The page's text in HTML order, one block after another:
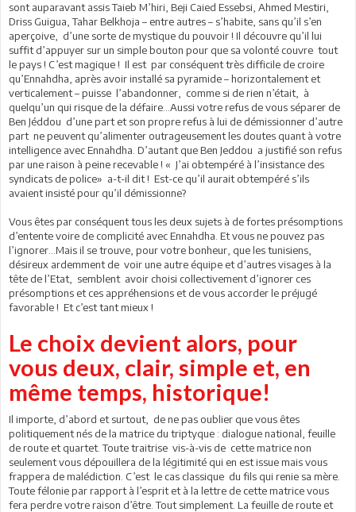
sont auparavant assis Taieb M’hiri, Beji Caied Essebsi, Ahmed Mestiri,
Driss Guigua, Tahar Belkhoja – entre autres – s’habite, sans qu’il s’en
aperçoive, d’une sorte de mystique du pouvoir ! Il découvre qu’il lui
suffit d’appuyer sur un simple bouton pour que sa volonté couvre tout
le pays ! C’est magique ! Il est par conséquent très difficile de croire
qu’Ennahdha, après avoir installé sa pyramide – horizontalement et
verticalement – puisse l’abandonner, comme si de rien n’était, à
quelqu’un qui risque de la défaire…Aussi votre refus de vous séparer de
Ben Jéddou d’une part et son propre refus à lui de démissionner d’autre
part ne peuvent qu’alimenter outrageusement les doutes quant à votre
intelligence avec Ennahdha. D’autant que Ben Jeddou a justifié son refus
par une raison à peine recevable ! « J’ai obtempéré à l’insistance des
syndicats de police» a-t-il dit ! Est-ce qu’il aurait obtempéré s’ils
avaient insisté pour qu’il démissionne?
Vous êtes par conséquent tous les deux sujets à de fortes présomptions
d’entente voire de complicité avec Ennahdha. Et vous ne pouvez pas
l’ignorer…Mais il se trouve, pour votre bonheur, que les tunisiens,
désireux ardemment de voir une autre équipe et d’autres visages à la
tête de l’Etat, semblent avoir choisi collectivement d’ignorer ces
présomptions et ces appréhensions et de vous accorder le préjugé
favorable ! Et c’est tant mieux !
Le choix devient alors, pour
vous deux, clair, simple et, en
même temps, historique!
Il importe, d’abord et surtout, de ne pas oublier que vous êtes
politiquement nés de la matrice du triptyque : dialogue national, feuille
de route et quartet. Toute traitrise vis-à-vis de cette matrice non
seulement vous dépouillera de la légitimité qui en est issue mais vous
frappera de malédiction. C’est le cas classique du fils qui renie sa mère.
Toute félonie par rapport à l’esprit et à la lettre de cette matrice vous
fera perdre votre raison d’être. Tout simplement. La feuille de route et